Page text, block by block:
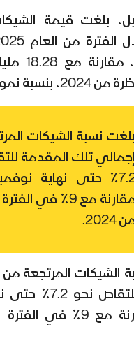
بلغت قيمة
مليار
نمو 0.3٪ فقط.
بلغت نسبة الشيكات
تلك المقدمة
مقارنة مع 9٪ في
2024.
الشيكات المرتجعة
المقدمة للتقاص
2025 مقارنة مع 9٪ في